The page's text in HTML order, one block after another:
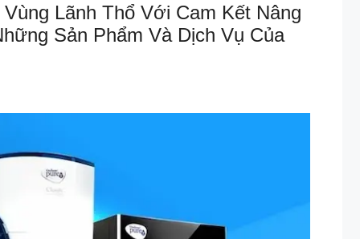
Lãnh Thổ Với Cam Kết Nâng
Sản Phẩm Và Dịch Vụ Của